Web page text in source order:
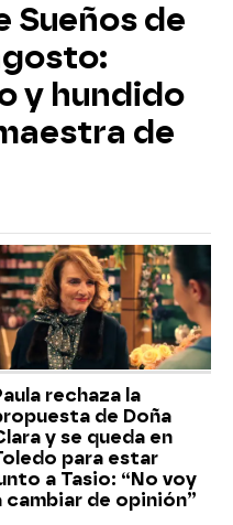
Sueños de
y hundido
de
rechaza la
de Doña
y se queda en
para estar
a Tasio: “No voy
cambiar de opinión”